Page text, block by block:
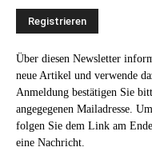
Über diesen Newsletter
neue Artikel und verwende
Anmeldung bestätigen Sie
angegegenen Mailadresse.
folgen Sie dem Link am
eine Nachricht.